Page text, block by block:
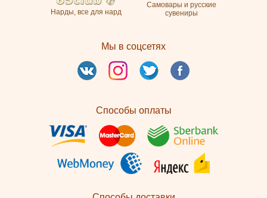
Нарды, все для нард
Самовары и русские
сувениры
Мы в соцсетях
Способы оплаты